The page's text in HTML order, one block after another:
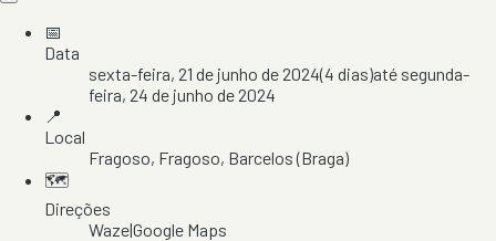
📅
Data
sexta-feira, 21 de junho de 2024(4 dias)até segunda-
feira, 24 de junho de 2024
📍
Local
Fragoso, Fragoso, Barcelos(Braga)
🗺️
Direções
Waze|Google Maps